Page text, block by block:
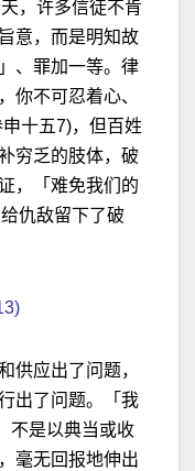
，许多信徒不肯
意，而是明知故
、罪加一等。律
你不可忍着心、
十五7)，但百姓
穷乏的肢体，破
，「难免我们的
仇敌留下了破
供应出了问题，
出了问题。「我
不是以典当或收
毫无回报地伸出